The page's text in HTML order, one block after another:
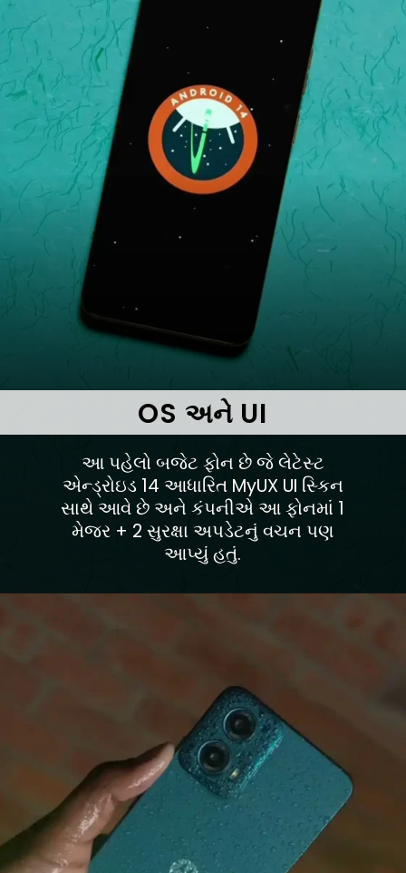
આ પહેલો બજેટ ફોન છે જે લેટેસ્ટ
એન્ડ્રોઇડ 14 આધારિત MyUX UI સ્કિન
સાથે આવે છે અને કંપનીએ આ ફોનમાં 1
મેજર + 2 સુરક્ષા અપડેટનું વચન પણ
આપ્યું હતું.
OS અનેUI